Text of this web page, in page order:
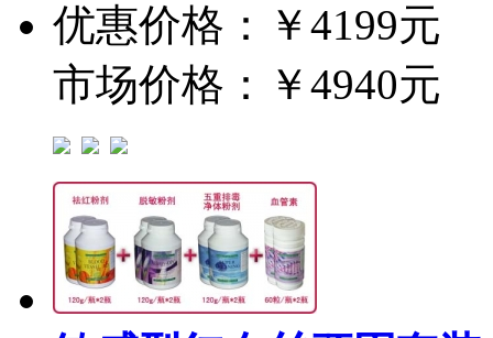
优惠价格：￥4199元
市场价格：￥4940元